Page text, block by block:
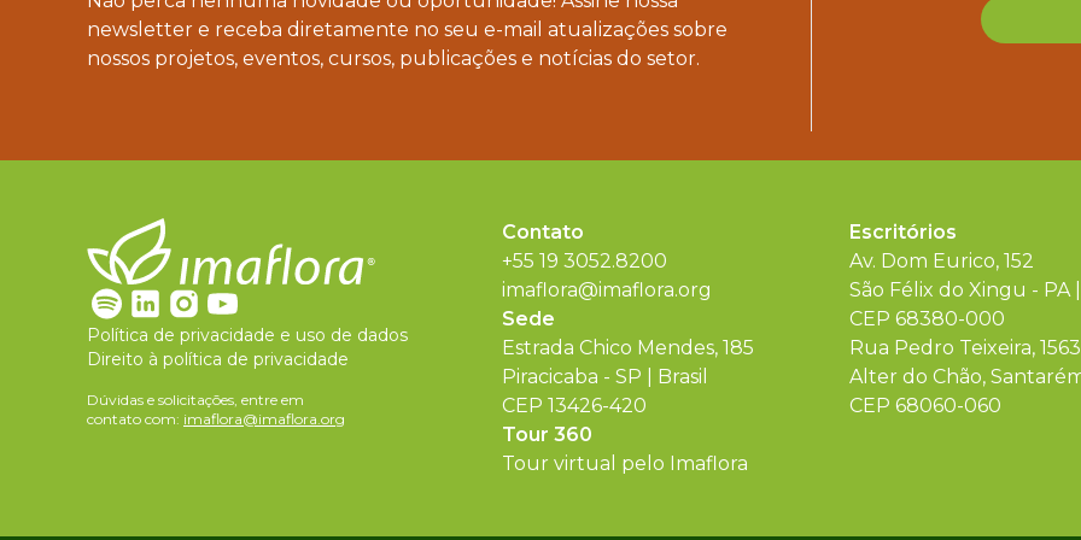
newsletter e receba diretamente no seu e-mail atualizações sobre
nossos projetos, eventos, cursos, publicações e notícias do setor.
Política de privacidade e uso de dados
Direito à política de privacidade
Dúvidas e solicitações, entre em
contato com: imaflora@imaflora.org
Contato
+55 19 3052.8200
imaflora@imaflora.org
Sede
Estrada Chico Mendes, 185
Piracicaba - SP | Brasil
CEP 13426-420
Tour 360
Tour virtual pelo Imaflora
Escritórios
Av. Dom Eurico, 152
São Félix do Xingu - PA |
CEP 68380-000
Rua Pedro Teixeira, 1563
Alter do Chão,
CEP 68060-060